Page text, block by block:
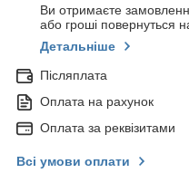
Ви отримаєте
або гроші повернуться
Детальніше
Післяплата
Оплата на рахунок
Оплата за реквізитами
Всі умови оплати